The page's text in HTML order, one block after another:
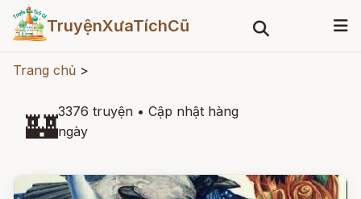
TruyệnXưaTíchCũ
Trang chủ >
🏰3376 truyện • Cập nhật hàng
ngày